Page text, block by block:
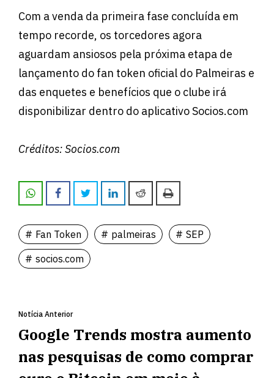
Com a venda da primeira fase concluída em
tempo recorde, os torcedores agora
aguardam ansiosos pela próxima etapa de
lançamento do fan token oficial do Palmeiras e
das enquetes e benefícios que o clube irá
disponibilizar dentro do aplicativo Socios.com
Créditos: Socios.com
Fan Token palmeiras
SEP
socios.com
Notícia Anterior
Google Trends mostra aumento
nas pesquisas de como comprar